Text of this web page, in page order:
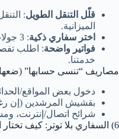
قلّل التنقل الطويل:
الميزانية.
اختر سفاري ذكية: 3 جولات قوية أفضل من 6 جولات مرهقة.
فواتير واضحة: اطلب
خدمتنا.
مصاريف “تنسى حسابها”
دخول بعض المواقع/
بقشيش المرشدين (إن
شرائح اتصال/إنترنت،
6) السفاري بلا توتر: كيف تختار اللودج والجولات 🦓🚙